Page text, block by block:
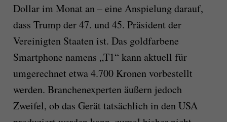
Dollar im Monat an – eine Anspielung darauf,
dass Trump der 47. und 45. Präsident der
Vereinigten Staaten ist. Das goldfarbene
Smartphone namens „T1“ kann aktuell für
umgerechnet etwa 4.700 Kronen vorbestellt
werden. Branchenexperten äußern jedoch
Zweifel, ob das Gerät tatsächlich in den USA